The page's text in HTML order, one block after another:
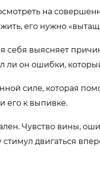
на
его нужно
себя выясняет
ли он ошибки,
силе, которая
его к выпивке.
Чувство вины,
двигаться